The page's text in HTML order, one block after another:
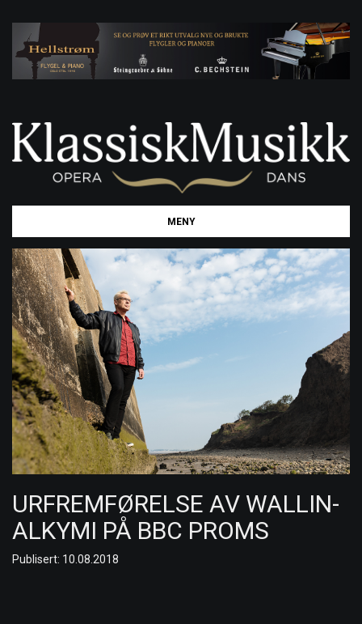
Toggle
navigation
MENY
URFREMFØRELSE AV WALLIN-
ALKYMI PÅ BBC PROMS
Publisert: 10.08.2018